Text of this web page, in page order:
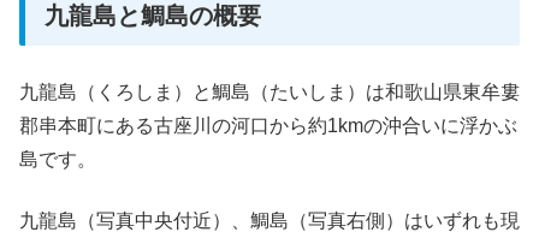
九龍島と鯛島の概要
九龍島（くろしま）と鯛島（たいしま）は和歌山県東牟婁
郡串本町にある古座川の河口から約1kmの沖合いに浮かぶ
島です。
九龍島（写真中央付近）、鯛島（写真右側）はいずれも現